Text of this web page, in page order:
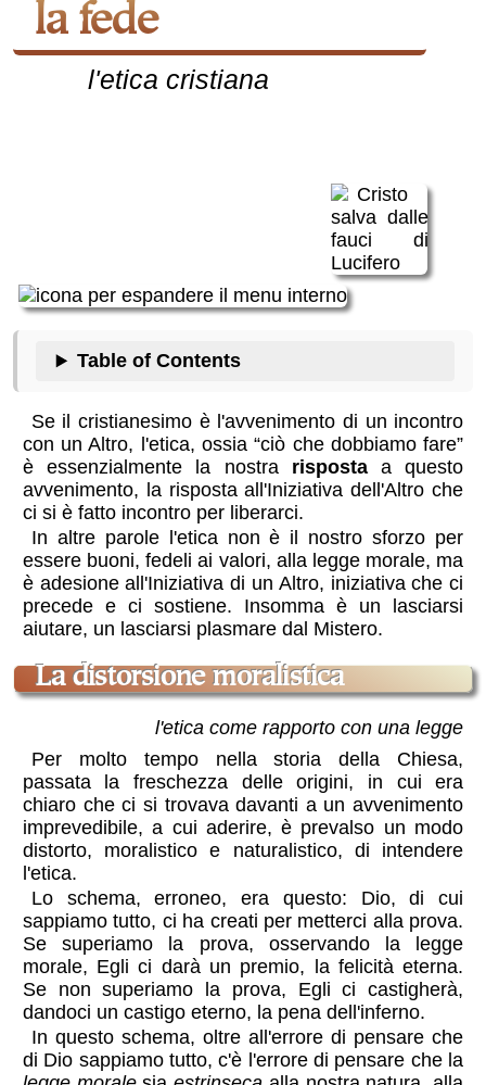
la fede
l'etica cristiana
Table of Contents
Se il cristianesimo è l'avvenimento di un incontro
con un Altro, l'etica, ossia “ciò che dobbiamo fare”
è essenzialmente la nostra rispostaa questo
avvenimento, la risposta all'Iniziativa dell'Altro che
ci si è fatto incontro per liberarci.
In altre parole l'etica non è il nostro sforzo per
essere buoni, fedeli ai valori, alla legge morale, ma
è adesione all'Iniziativa di un Altro, iniziativa che ci
precede e ci sostiene. Insomma è un lasciarsi
aiutare, un lasciarsi plasmare dal Mistero.
la distorsione moralistica
l'etica come rapporto con una legge
Per molto tempo nella storia della Chiesa,
passata la freschezza delle origini, in cui era
chiaro che ci si trovava davanti a un avvenimento
imprevedibile, a cui aderire, è prevalso un modo
distorto, moralistico e naturalistico, di intendere
l'etica.
Lo schema, erroneo, era questo: Dio, di cui
sappiamo tutto, ci ha creati per metterci alla prova.
Se superiamo la prova, osservando la legge
morale, Egli ci darà un premio, la felicità eterna.
Se non superiamo la prova, Egli ci castigherà,
dandoci un castigo eterno, la pena dell'inferno.
In questo schema, oltre all'errore di pensare che
di Dio sappiamo tutto, c'è l'errore di pensare che la